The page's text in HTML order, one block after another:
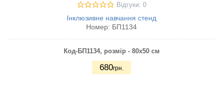
Відгуки: 0
Інклюзивне навчання стенд
Номер: БП1134
Код-БП1134, розмір - 80х50 см
680грн.